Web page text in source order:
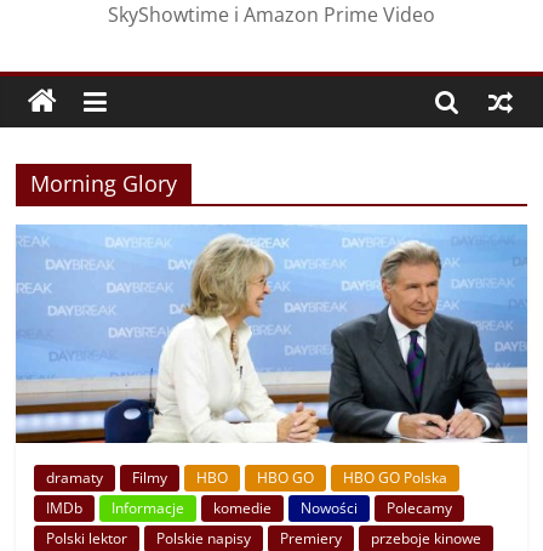
SkyShowtime i Amazon Prime Video
Morning Glory
dramaty Filmy HBO HBO GO
HBO GO Polska
IMDb
Informacje komedie Nowości
Polecamy
Polski lektor
Polskie napisy Premiery
przeboje kinowe